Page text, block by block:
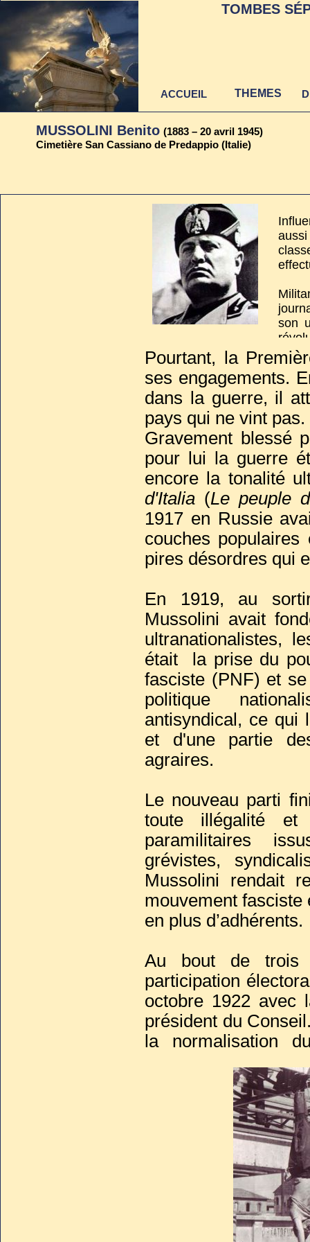
MUSSOLINI Benito (1883 – 20 avril 1945)
Cimetière San Cassiano de Predappio (Italie)
son
Pourtant, la
ses engagements.
dans la guerre, il
pays qui ne vint pas.
Gravement blessé
pour lui la guerre
encore la tonalité
d'Italia (Le peuple
1917 en Russie
couches
pires désordres qui
En 1919, au
Mussolini avait
ultranationalistes,
était la prise du
fasciste (PNF) et
politique
antisyndical, ce qui
et d'une partie
agraires.
Le nouveau parti
toute illégalité
paramilitaires
grévistes,
Mussolini rendait
mouvement fasciste
en plus d’adhérents.
Au bout de trois
participation
octobre 1922 avec
président du
la normalisation
transforma par
1923, il organisa
Le Duce en était à
guerre d’Espagne
Adolf Hitleret
régimes.
plaire. Après
TOMBES
ACCUEIL THEMES